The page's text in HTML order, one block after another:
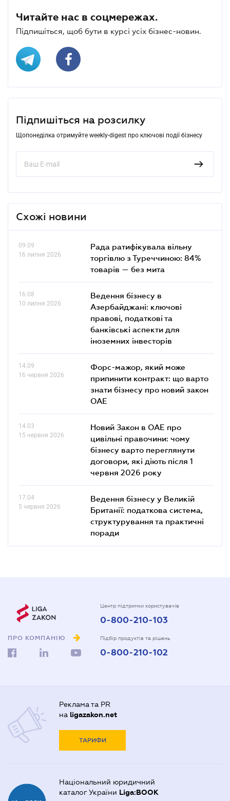
Читайте нас в соцмережах.
Підпишіться, щоб бути в курсі усіх бізнес-новин.
Підпишіться на розсилку
Щопонеділка отримуйте weekly-digest про ключові події бізнесу
Схожі новини
09.09
16 липня 2026
Рада ратифікувала вільну
торгівлю з Туреччиною: 84%
товарів — без мита
16.08
10 липня 2026
Ведення бізнесу в
Азербайджані: ключові
правові, податкові та
банківські аcпекти для
іноземних інвесторів
14.09
16 червня 2026
Форс-мажор, який може
припинити контракт: що варто
знати бізнесу про новий закон
ОАЕ
14.03
15 червня 2026
Новий Закон в ОАЕ про
цивільні правочини: чому
бізнесу варто переглянути
договори, які діють після 1
червня 2026 року
17.04
5 червня 2026
Ведення бізнесу у Великій
Британії: податкова система,
структурування та практичні
поради
ПРО КОМПАНІЮ
Центр підтримки користувачів
0-800-210-103
Підбір продуктів та рішень
0-800-210-102
Реклама та PR
на ligazakon.net
ТАРИФИ
Національний юридичний
каталог України Liga:BOOK